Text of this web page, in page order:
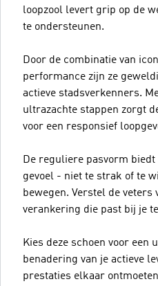
loopzool levert grip op de
te ondersteunen.
Door de combinatie van
performance zijn ze
actieve stadsverkenners.
ultrazachte stappen zorgt
voor een responsief
De reguliere pasvorm
gevoel - niet te strak of te
bewegen. Verstel de veters
verankering die past bij je
Kies deze schoen voor
benadering van je actieve
prestaties elkaar